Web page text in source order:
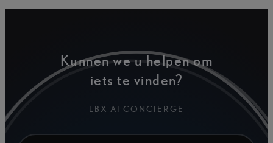
Kunnen we u helpen om
iets te vinden?
LBX AI CONCIERGE